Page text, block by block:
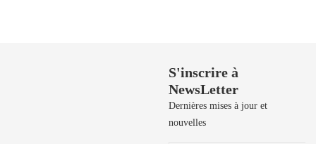
S'inscrire à
NewsLetter
Dernières mises à jour et
nouvelles